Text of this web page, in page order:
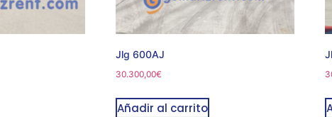
Jlg 600AJ
30.300,00€
Añadir al carrito